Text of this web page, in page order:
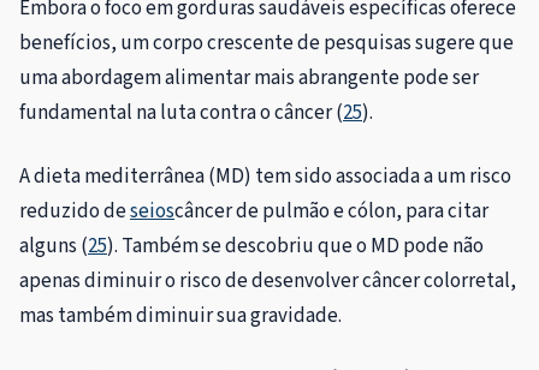
Embora o foco em gorduras saudáveis ​​específicas oferece
benefícios, um corpo crescente de pesquisas sugere que
uma abordagem alimentar mais abrangente pode ser
fundamental na luta contra o câncer (25).
A dieta mediterrânea (MD) tem sido associada a um risco
reduzido deseioscâncer de pulmão e cólon, para citar
alguns (25). Também se descobriu que o MD pode não
apenas diminuir o risco de desenvolver câncer colorretal,
mas também diminuir sua gravidade.